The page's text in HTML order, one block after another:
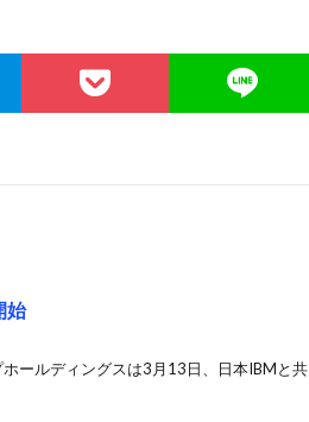
始
ールディングスは3月13日、日本IBMと共